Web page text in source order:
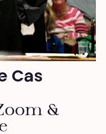
Cas
&